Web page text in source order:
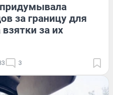
за границу для
за их
3